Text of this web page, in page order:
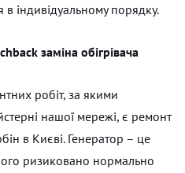
в індивідуальному порядку.
заміна обігрівача
робіт, за якими
нашої мережі, є ремонт
в Києві. Генератор – це
ризиковано нормально